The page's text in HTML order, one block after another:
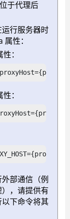
于代理后
行服务器时
性：
：
：
部通信（例
，请提供有
下命令将其